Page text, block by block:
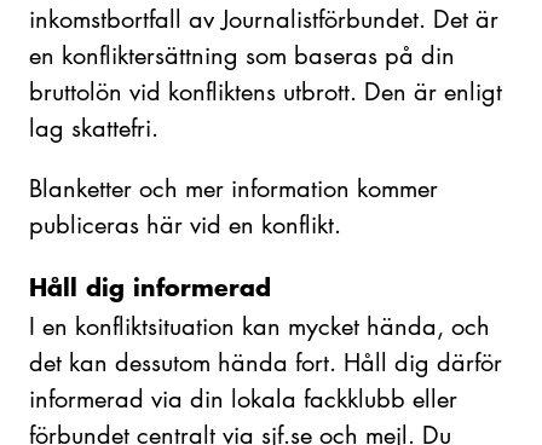
inkomstbortfall av Journalistförbundet. Det är
en konfliktersättning som baseras på din
bruttolön vid konfliktens utbrott. Den är enligt
lag skattefri.
Blanketter och mer information kommer
publiceras här vid en konflikt.
Håll dig informerad
I en konfliktsituation kan mycket hända, och
det kan dessutom hända fort. Håll dig därför
informerad via din lokala fackklubb eller
förbundet centralt via sjf.se och mejl. Du